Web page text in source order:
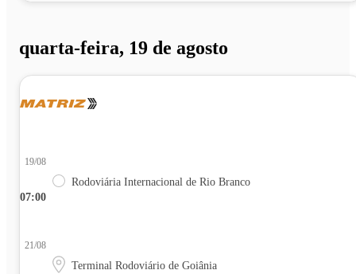
quarta-feira, 19 de agosto
07:00
19/08
Rodoviária Internacional de Rio Branco
21/08
Terminal Rodoviário de Goiânia